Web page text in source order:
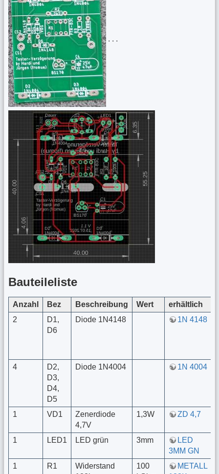
. . .
Bauteileliste
Anzahl Bez Beschreibung Wert erhältlich
2
D1,
D6
Diode 1N4148 1N 4148
4
D2,
D3,
D4,
D5
Diode 1N4004 1N 4004
1 VD1
Zenerdiode
4,7V
1,3W ZD 4,7
1 LED1 LED grün 3mm
LED
3MM GN
1
R1
Widerstand
100
METALL